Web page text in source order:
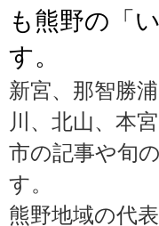
も熊野の「
す。
新宮、那智勝
川、北山、本
市の記事や旬
す。
熊野地域の代